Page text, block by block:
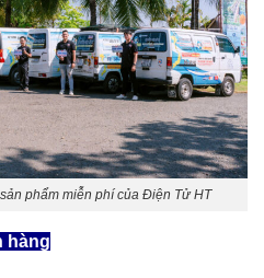
phẩm miễn phí của Điện Tử HT
hàng